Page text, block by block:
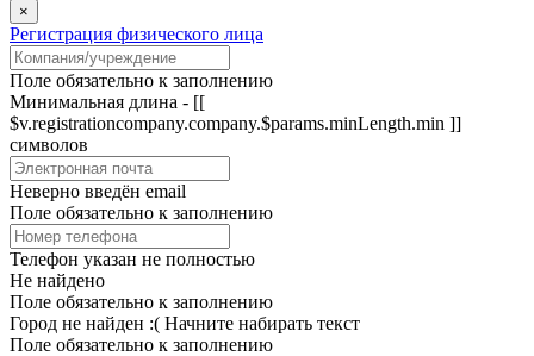
×
Регистрация физического лица
Поле обязательно к заполнению
Минимальная длина - [[
$v.registrationcompany.company.$params.minLength.min ]]
символов
Неверно введён email
Поле обязательно к заполнению
Телефон указан не полностью
Не найдено
Поле обязательно к заполнению
Город не найден :( Начните набирать текст
Поле обязательно к заполнению